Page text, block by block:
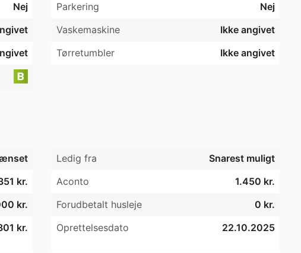
Nej Parkering
Nej
Vaskemaskine
Ikke angivet
Tørretumbler
Ikke angivet
Ledig fra
Snarest muligt
kr. Aconto
1.450 kr.
kr. Forudbetalt husleje
0 kr.
kr.
Oprettelsesdato 22.10.2025